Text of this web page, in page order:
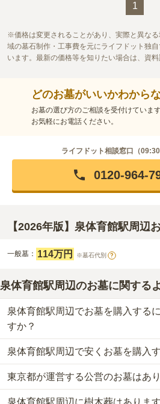
1
価格は変更されることがあり、実際と異な
域の墓石制作・工事費を元にライフドット独
います。最新の価格等を知りたい場合は、資料
どのお墓がいいかわから
お墓の選び方のご相談を受付けています
お気軽にお電話ください。
ライフドット相談窓口（
0120-964-
【2026年版】泉体育館駅周辺
一般墓： 114万円 ※墓石代別 ?
泉体育館駅周辺のお墓に関する
泉体育館駅周辺でお墓を購入する
すか？
泉体育館駅周辺での購入費用の目安は、
一般墓を建てる場合は、「永代使用料
2つが主な費用となります。
泉体育館駅周辺の一般墓の永代使用料
泉体育館駅周辺で安くお墓を購入
泉体育館駅周辺で一番安価なお墓は、光
で、95万円(墓石代別)からお求めいただ
東京都が運営する公営のお墓はあ
泉体育館駅周辺に樹木葬はありま